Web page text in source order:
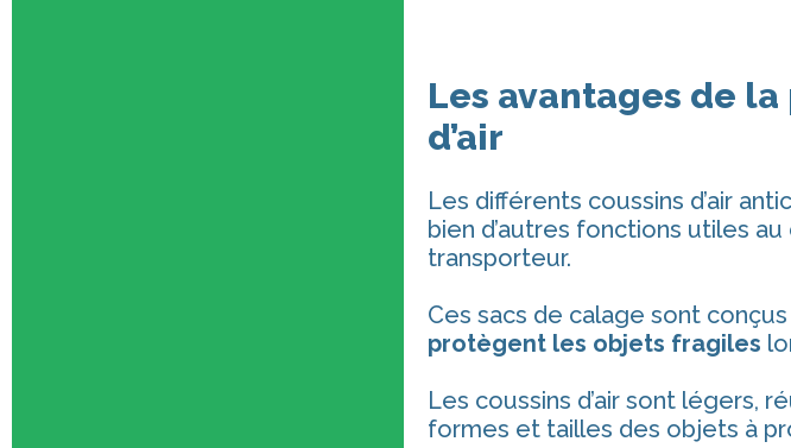
Les avantages de
d’air
Les différents coussins d’air
bien d’autres fonctions utiles
transporteur.
Ces sacs de calage sont
protègent les objets fragiles
Les coussins d’air sont légers,
formes et tailles des objets à